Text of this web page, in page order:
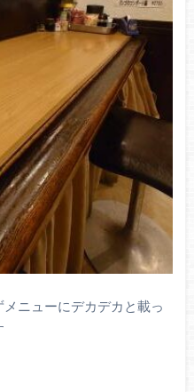
ニューにデカデカと載っ